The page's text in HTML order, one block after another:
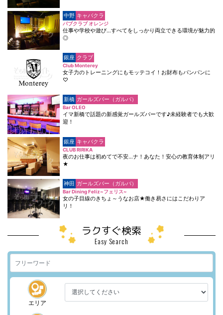
中野 キャバクラ
パブクラブ オレンジ
仕事や学校や遊び…すべてをしっかり両立できる環境が魅力的
◎
銀座 クラブ
Club Monterey
女子力のトレーニングにもモッテコイ！お財布もパンパンに
♡
新橋 ガールズバー（ガルバ）
Bar OLEO
イマ新橋で話題の新感覚ガールズバーです♪未経験者でも大歓
迎！
銀座 キャバクラ
CLUB RIRIKA
夜のお仕事は初めてで不安…ナ！あなた！安心の教育体制アリ
★
神田 ガールズバー（ガルバ）
Bar Dining Feliz~フェリス~
女の子目線のきちょ～うなお店★働き易さにはこだわりア
リ！
ラクすぐ検索
Easy Search
エリア